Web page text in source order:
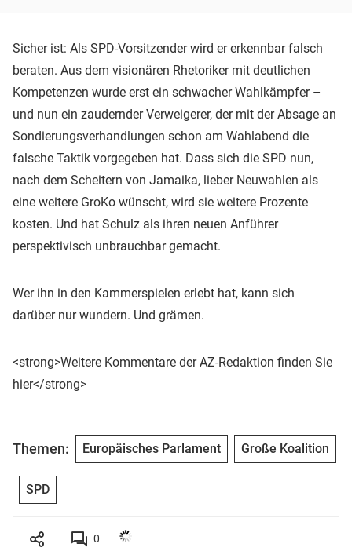
Sicher ist: Als SPD-Vorsitzender wird er erkennbar falsch
beraten. Aus dem visionären Rhetoriker mit deutlichen
Kompetenzen wurde erst ein schwacher Wahlkämpfer –
und nun ein zaudernder Verweigerer, der mit der Absage an
Sondierungsverhandlungen schon am Wahlabend die
falsche Taktik vorgegeben hat. Dass sich die SPD nun,
nach dem Scheitern von Jamaika, lieber Neuwahlen als
eine weitere GroKo wünscht, wird sie weitere Prozente
kosten. Und hat Schulz als ihren neuen Anführer
perspektivisch unbrauchbar gemacht.
Wer ihn in den Kammerspielen erlebt hat, kann sich
darüber nur wundern. Und grämen.
<strong>Weitere Kommentare der AZ-Redaktion finden Sie
hier</strong>
Themen: Europäisches Parlament Große Koalition
SPD
0